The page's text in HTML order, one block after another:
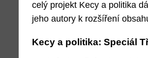
celý projekt Kecy a politika
jeho autory k rozšíření
Kecy a politika: Speciál